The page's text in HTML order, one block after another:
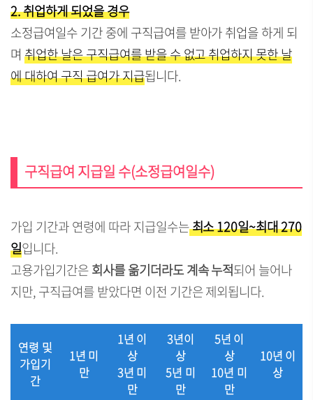
2. 취업하게 되었을 경우
소정급여일수 기간 중에 구직급여를 받아가 취업을 하게 되
며 취업한 날은 구직급여를 받을 수 없고 취업하지 못한 날
에 대하여 구직 급여가 지급됩니다.
구직급여 지급일 수(소정급여일수)
가입 기간과 연령에 따라 지급일수는최소 120일~최대 270
일입니다.
고용가입기간은회사를 옮기더라도 계속 누적되어 늘어나
지만, 구직급여를 받았다면 이전 기간은 제외됩니다.
연령 및
가입기
간
1년 미
만
1년 이
상
3년 미
만
3년이
상
5년 미
만
5년 이
상
10년 미
만
10년 이
상